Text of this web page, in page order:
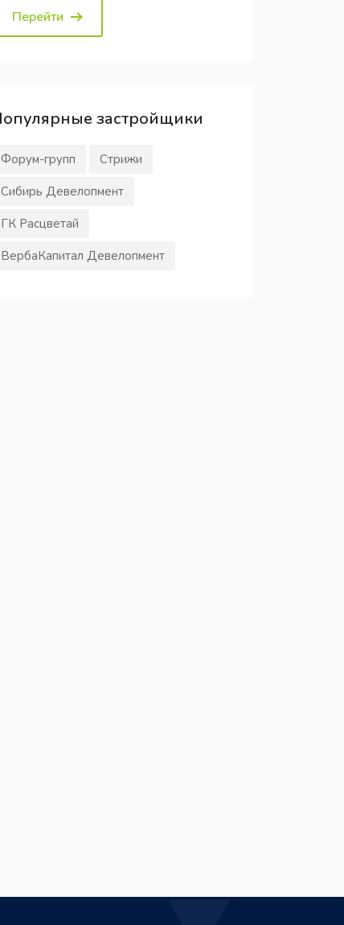
Перейти
застройщики
Форум-групп
Стрижи
Сибирь Девелопмент
ГК Расцветай
ВербаКапитал Девелопмент